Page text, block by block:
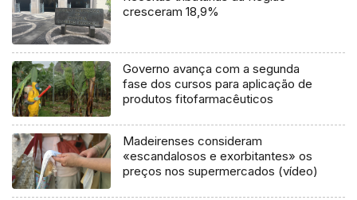
cresceram 18,9%
Governo avança com a segunda
fase dos cursos para aplicação de
produtos fitofarmacêuticos
Madeirenses consideram
«escandalosos e exorbitantes» os
preços nos supermercados (vídeo)